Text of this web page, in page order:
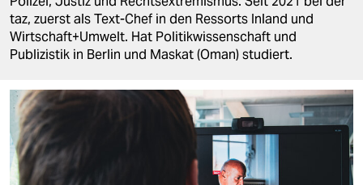
wahrheit
verlag
verlag
veranstaltungen
shop
taz, zuerst als Text-Chef in den Ressorts Inland und
Wirtschaft+Umwelt. Hat Politikwissenschaft und
Publizistik in Berlin und Maskat (Oman) studiert.